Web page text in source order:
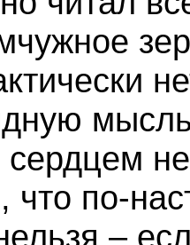
что по-
–